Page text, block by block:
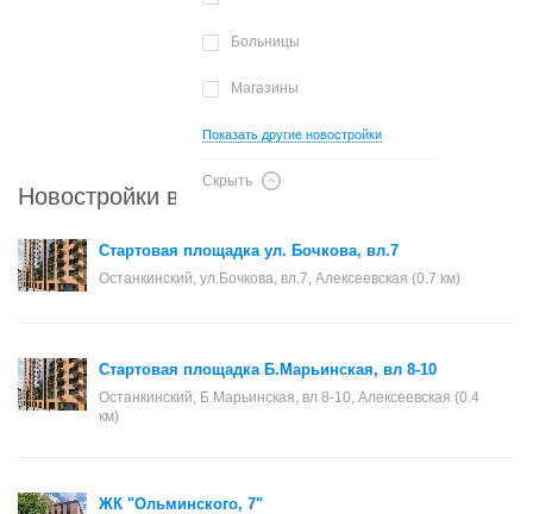
Больницы
Магазины
Показать другие новостройки
Скрыть
Новостройки в районе Останкинский
Стартовая площадка ул. Бочкова, вл.7
Останкинский, ул.Бочкова, вл.7, Алексеевская (0.7 км)
Стартовая площадка Б.Марьинская, вл 8-10
Останкинский, Б.Марьинская, вл 8-10, Алексеевская (0.4
км)
ЖК "Ольминского, 7"